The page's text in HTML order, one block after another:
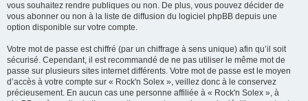
vous souhaitez rendre publiques ou non. De plus, vous pouvez décider de
vous abonner ou non à la liste de diffusion du logiciel phpBB depuis une
option disponible sur votre compte.
Votre mot de passe est chiffré (par un chiffrage à sens unique) afin qu’il soit
sécurisé. Cependant, il est recommandé de ne pas utiliser le même mot de
passe sur plusieurs sites internet différents. Votre mot de passe est le moyen
d’accès à votre compte sur « Rock'n Solex », veillez donc à le conservez
précieusement. En aucun cas une personne affiliée à « Rock'n Solex », à